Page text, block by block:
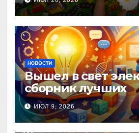
помощи,
семьи, любви и
НОВОСТИ
Вышел в свет
сборник лучших
инновационных
педагогов
образования!
ИЮЛ 9, 2026